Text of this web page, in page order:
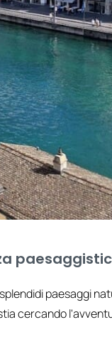
paesaggi
cercando